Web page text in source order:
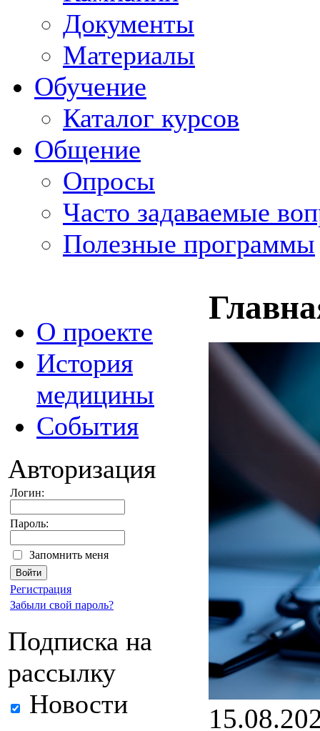
Документы
Материалы
Обучение
Каталог курсов
Общение
Опросы
Часто задаваемые
Полезные программы
О проекте
История
медицины
События
Авторизация
Логин:
Пароль:
Запомнить меня
Регистрация
Забыли свой пароль?
Подписка на
рассылку
Новости